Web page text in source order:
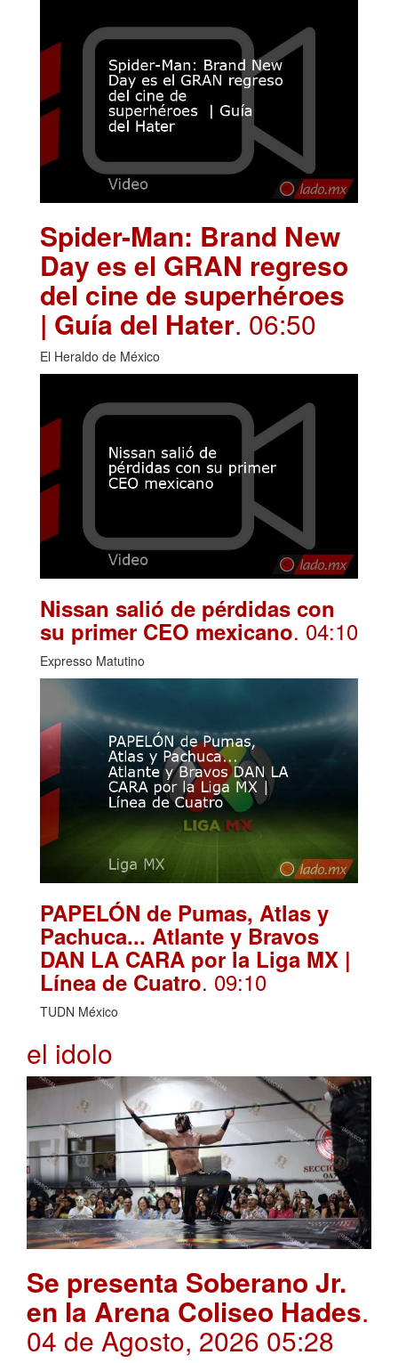
Spider-Man: Brand New
Day es el GRAN regreso
del cine de superhéroes
| Guía del Hater. 06:50
El Heraldo de México
Nissan salió de pérdidas con
su primer CEO mexicano. 04:10
Expresso Matutino
PAPELÓN de Pumas, Atlas y
Pachuca... Atlante y Bravos
DAN LA CARA por la Liga MX |
Línea de Cuatro. 09:10
TUDN México
el idolo
Se presenta Soberano Jr.
en la Arena Coliseo Hades.
04 de Agosto, 2026 05:28